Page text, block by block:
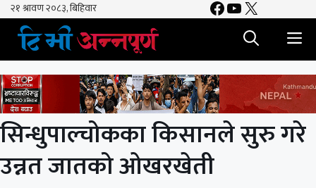
Skip
content
Facebook
YouTube
X
सिन्धुपाल्चोकका किसानले सुरु गरे
उन्नत जातको ओखरखेती